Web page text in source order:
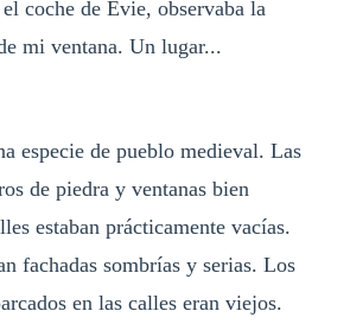
coche de Evie, observaba la
mi ventana. Un lugar...
especie de pueblo medieval. Las
de piedra y ventanas bien
estaban prácticamente vacías.
fachadas sombrías y serias. Los
en las calles eran viejos.